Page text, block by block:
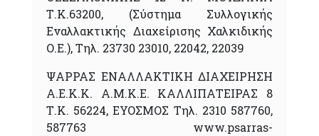
Τ.Κ.63200, (Σύστημα Συλλογικής
Εναλλακτικής Διαχείρισης Χαλκιδικής
Ο.Ε.), Τηλ. 23730 23010, 22042, 22039
ΨΑΡΡΑΣ ΕΝΑΛΛΑΚΤΙΚΗ ΔΙΑΧΕΙΡΗΣΗ
Α.Ε.Κ.Κ. Α.Μ.Κ.Ε. ΚΑΛΛΙΠΑΤΕΙΡΑΣ 8
Τ.Κ. 56224, ΕΥΟΣΜΟΣ Τηλ. 2310 587760,
587763 www.psarras-